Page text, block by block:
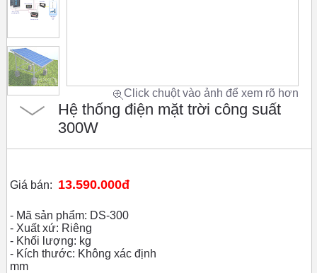
Click chuột vào ảnh để xem rõ hơn
Hệ thống điện mặt trời công suất
300W
Giá bán: 13.590.000đ
- Mã sản phẩm: DS-300
- Xuất xứ: Riêng
- Khối lượng: kg
- Kích thước: Không xác định
mm